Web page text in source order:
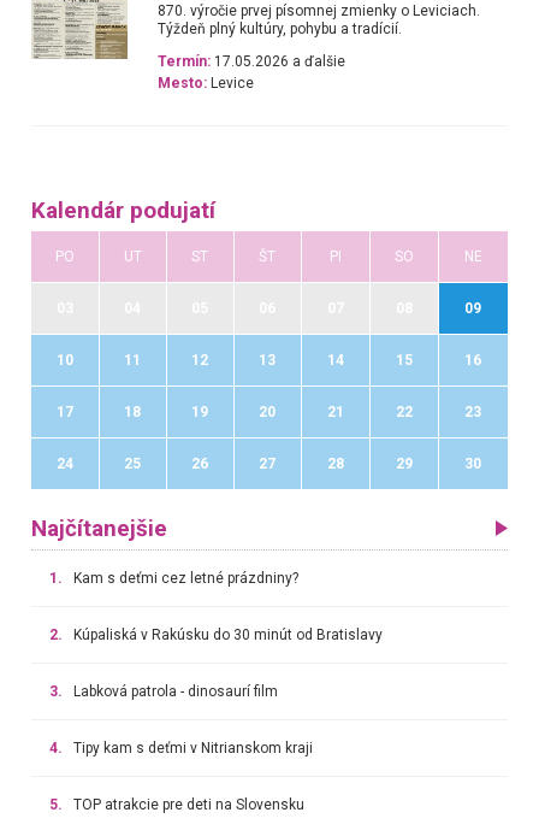
870. výročie prvej písomnej zmienky o Leviciach.
Týždeň plný kultúry, pohybu a tradícií.
Termín: 17.05.2026 a ďalšie
Mesto: Levice
Kalendár podujatí
PO UT ST ŠT PI SO NE
09
10 11 12 13 14 15 16
17 18 19 20 21 22 23
24 25 26 27 28 29 30
Najčítanejšie
1. Kam s deťmi cez letné prázdniny?
2. Kúpaliská v Rakúsku do 30 minút od Bratislavy
3. Labková patrola - dinosaurí film
4. Tipy kam s deťmi v Nitrianskom kraji
5. TOP atrakcie pre deti na Slovensku